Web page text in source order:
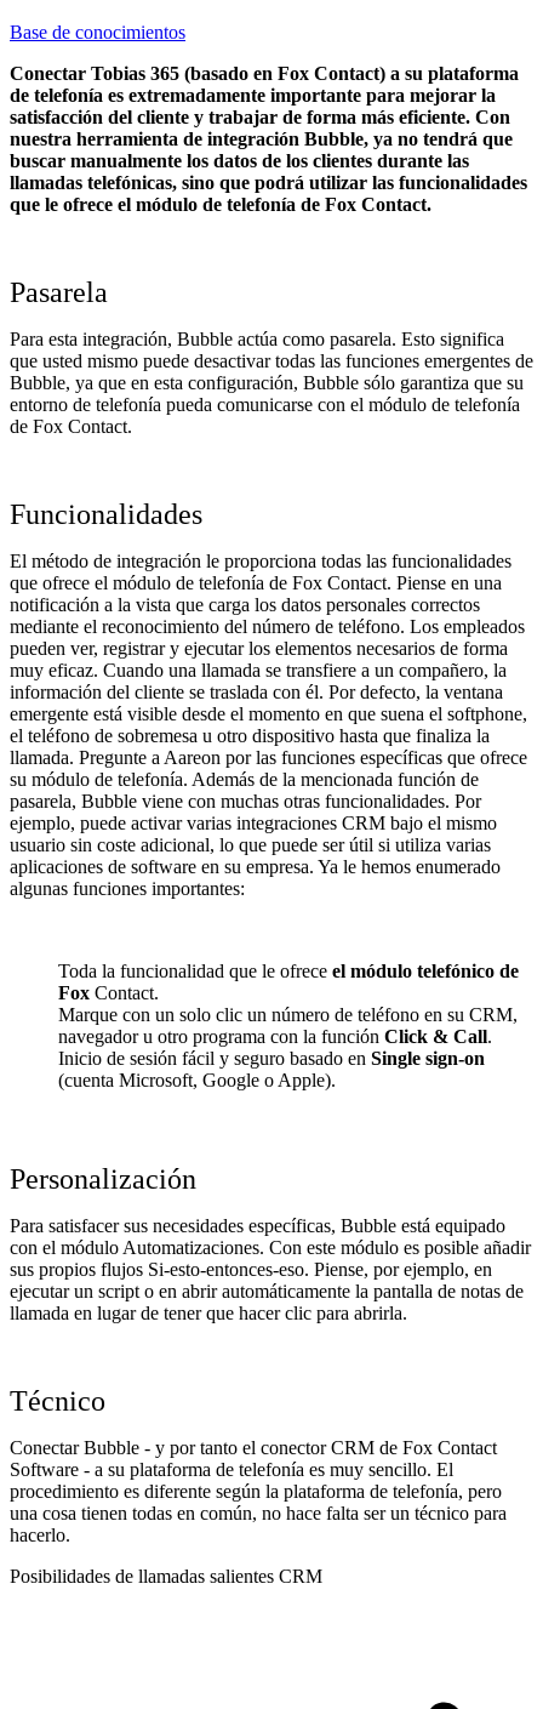
Base de conocimientos
Conectar Tobias 365 (basado en Fox Contact) a su plataforma
de telefonía es extremadamente importante para mejorar la
satisfacción del cliente y trabajar de forma más eficiente. Con
nuestra herramienta de integración Bubble, ya no tendrá que
buscar manualmente los datos de los clientes durante las
llamadas telefónicas, sino que podrá utilizar las funcionalidades
que le ofrece el módulo de telefonía de Fox Contact.
Pasarela
Para esta integración, Bubble actúa como pasarela. Esto significa
que usted mismo puede desactivar todas las funciones emergentes de
Bubble, ya que en esta configuración, Bubble sólo garantiza que su
entorno de telefonía pueda comunicarse con el módulo de telefonía
de Fox Contact.
Funcionalidades
El método de integración le proporciona todas las funcionalidades
que ofrece el módulo de telefonía de Fox Contact. Piense en una
notificación a la vista que carga los datos personales correctos
mediante el reconocimiento del número de teléfono. Los empleados
pueden ver, registrar y ejecutar los elementos necesarios de forma
muy eficaz. Cuando una llamada se transfiere a un compañero, la
información del cliente se traslada con él. Por defecto, la ventana
emergente está visible desde el momento en que suena el softphone,
el teléfono de sobremesa u otro dispositivo hasta que finaliza la
llamada. Pregunte a Aareon por las funciones específicas que ofrece
su módulo de telefonía. Además de la mencionada función de
pasarela, Bubble viene con muchas otras funcionalidades. Por
ejemplo, puede activar varias integraciones CRM bajo el mismo
usuario sin coste adicional, lo que puede ser útil si utiliza varias
aplicaciones de software en su empresa. Ya le hemos enumerado
algunas funciones importantes:
Toda la funcionalidad que le ofrece el módulo telefónico de
Fox Contact.
Marque con un solo clic un número de teléfono en su CRM,
navegador u otro programa con la función Click & Call.
Inicio de sesión fácil y seguro basado en Single sign-on
(cuenta Microsoft, Google o Apple).
Personalización
Para satisfacer sus necesidades específicas, Bubble está equipado
con el módulo Automatizaciones. Con este módulo es posible añadir
sus propios flujos Si-esto-entonces-eso. Piense, por ejemplo, en
ejecutar un script o en abrir automáticamente la pantalla de notas de
llamada en lugar de tener que hacer clic para abrirla.
Técnico
Conectar Bubble - y por tanto el conector CRM de Fox Contact
Software - a su plataforma de telefonía es muy sencillo. El
procedimiento es diferente según la plataforma de telefonía, pero
una cosa tienen todas en común, no hace falta ser un técnico para
hacerlo.
Posibilidades de llamadas salientes CRM